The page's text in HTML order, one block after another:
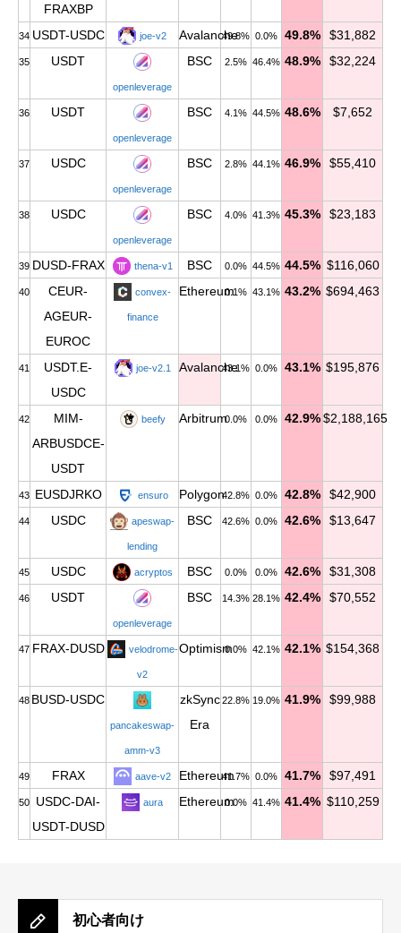
FRAXBP
34 USDT-USDC joe-v2 Avalanche
49.8% 0.0% 49.8% $31,882
35 USDT
openleverage
BSC 2.5% 46.4% 48.9% $32,224
36 USDT
openleverage
BSC 4.1% 44.5% 48.6% $7,652
37 USDC
openleverage
BSC 2.8% 44.1% 46.9% $55,410
38 USDC
openleverage
BSC 4.0% 41.3% 45.3% $23,183
39 DUSD-FRAX thena-v1 BSC 0.0% 44.5% 44.5% $116,060
40
CEUR-
AGEUR-
EUROC
convex-
finance
Ethereum0.1% 43.1% 43.2% $694,463
41
USDT.E-
USDC
joe-v2.1 Avalanche
43.1% 0.0% 43.1% $195,876
42
MIM-
ARBUSDCE-
USDT
beefy Arbitrum0.0% 0.0% 42.9% $2,188,165
43 EUSDJRKO ensuro Polygon42.8% 0.0% 42.8% $42,900
44 USDC apeswap-
lending
BSC 42.6% 0.0% 42.6% $13,647
45 USDC acryptos BSC 0.0% 0.0% 42.6% $31,308
46 USDT
openleverage
BSC 14.3% 28.1% 42.4% $70,552
47 FRAX-DUSD velodrome-
v2
Optimism0.0% 42.1% 42.1% $154,368
48 BUSD-USDC
pancakeswap-
amm-v3
zkSync
Era
22.8% 19.0% 41.9% $99,988
49 FRAX aave-v2 Ethereum41.7% 0.0% 41.7% $97,491
50
USDC-DAI-
USDT-DUSD
aura Ethereum0.0% 41.4% 41.4% $110,259
初心者向け